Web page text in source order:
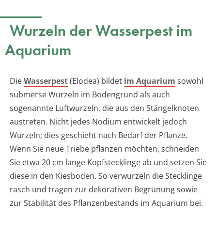
Wurzeln der Wasserpest im
Aquarium
DieWasserpest(Elodea) bildet im Aquarium sowohl
submerse Wurzeln im Bodengrund als auch
sogenannte Luftwurzeln, die aus den Stängelknoten
austreten. Nicht jedes Nodium entwickelt jedoch
Wurzeln; dies geschieht nach Bedarf der Pflanze.
Wenn Sie neue Triebe pflanzen möchten, schneiden
Sie etwa 20 cm lange Kopfstecklinge ab und setzen Sie
diese in den Kiesboden. So verwurzeln die Stecklinge
rasch und tragen zur dekorativen Begrünung sowie
zur Stabilität des Pflanzenbestands im Aquarium bei.